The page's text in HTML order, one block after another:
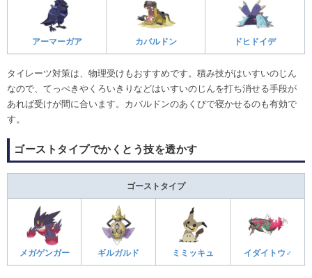
アーマーガア カバルドン ドヒドイデ
タイレーツ対策は、物理受けもおすすめです。積み技がはいすいのじん
なので、てっぺきやくろいきりなどはいすいのじんを打ち消せる手段が
あれば受けが間に合います。カバルドンのあくびで寝かせるのも有効で
す。
ゴーストタイプでかくとう技を透かす
ゴーストタイプ
メガゲンガー ギルガルド ミミッキュ イダイトウ♂